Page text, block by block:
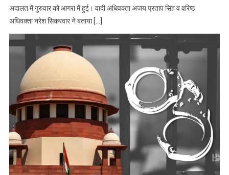
अदालत में गुरुवार को आगरा में हुई। वादी अधिवक्ता अजय प्रताप सिंह व वरिष्ठ
अधिवक्ता नरेश सिकरवार ने बताया […]